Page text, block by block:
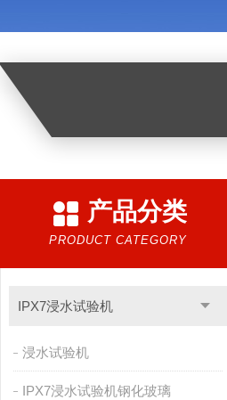
产品分类
PRODUCT CATEGORY
IPX7浸水试验机
浸水试验机
IPX7浸水试验机钢化玻璃